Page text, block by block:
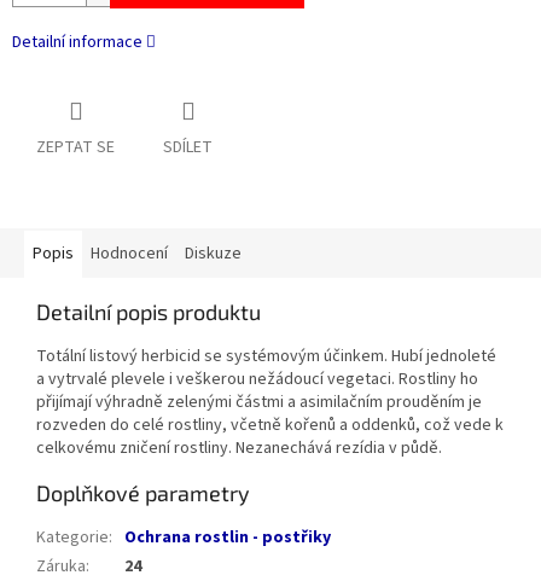
Detailní informace
ZEPTAT SE SDÍLET
Popis Hodnocení Diskuze
Detailní popis produktu
Totální listový herbicid se systémovým účinkem. Hubí jednoleté
a vytrvalé plevele i veškerou nežádoucí vegetaci. Rostliny ho
přijímají výhradně zelenými částmi a asimilačním prouděním je
rozveden do celé rostliny, včetně kořenů a oddenků, což vede k
celkovému zničení rostliny. Nezanechává rezídia v půdě.
Doplňkové parametry
Kategorie: Ochrana rostlin - postřiky
Záruka:
24